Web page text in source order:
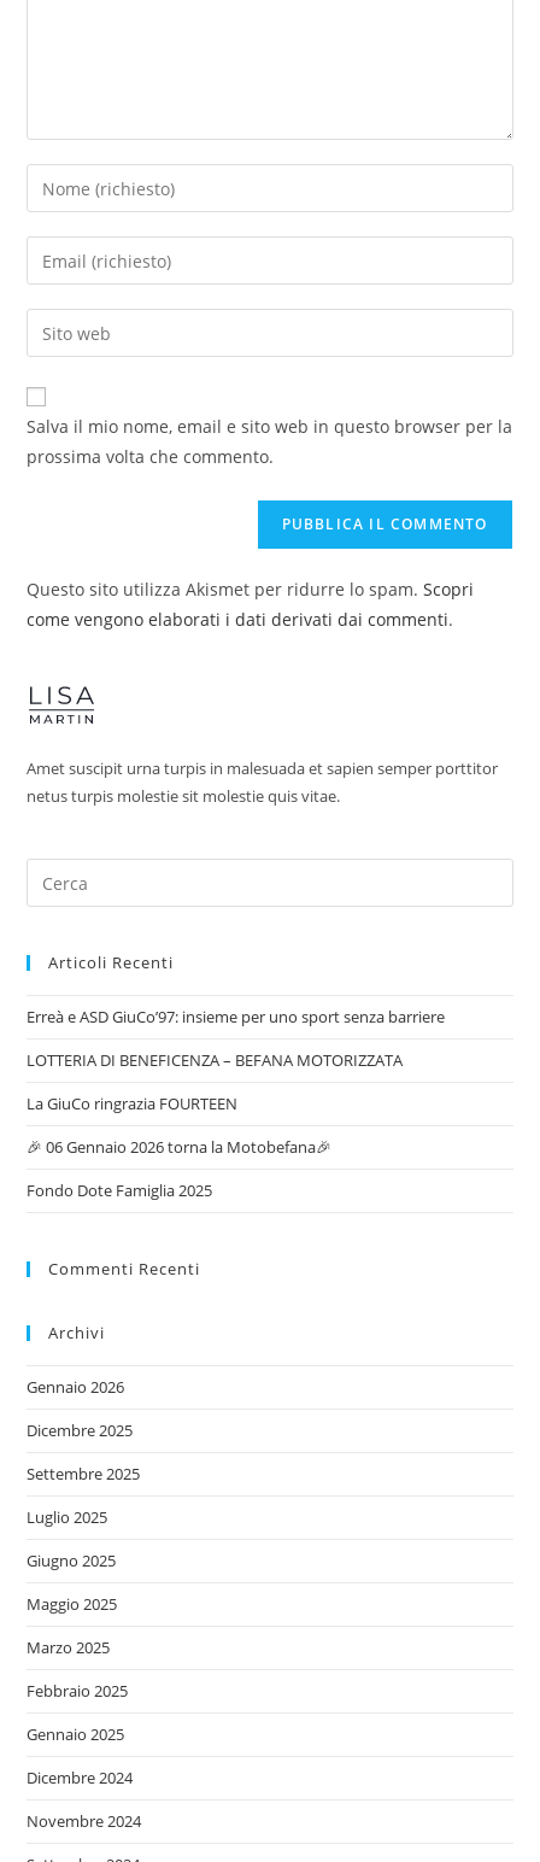
Salva il mio nome, email e sito web in questo browser per la
prossima volta che commento.
Questo sito utilizza Akismet per ridurre lo spam.Scopri
come vengono elaborati i dati derivati dai commenti.
Amet suscipit urna turpis in malesuada et sapien semper porttitor
netus turpis molestie sit molestie quis vitae.
Articoli Recenti
Erreà e ASD GiuCo’97: insieme per uno sport senza barriere
LOTTERIA DI BENEFICENZA – BEFANA MOTORIZZATA
La GiuCo ringrazia FOURTEEN
🎉 06 Gennaio 2026 torna la Motobefana🎉
Fondo Dote Famiglia 2025
Commenti Recenti
Archivi
Gennaio 2026
Dicembre 2025
Settembre 2025
Luglio 2025
Giugno 2025
Maggio 2025
Marzo 2025
Febbraio 2025
Gennaio 2025
Dicembre 2024
Novembre 2024